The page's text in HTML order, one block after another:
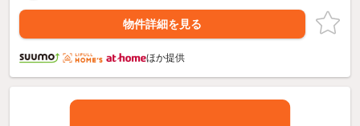
物件詳細を見る
ほか提供